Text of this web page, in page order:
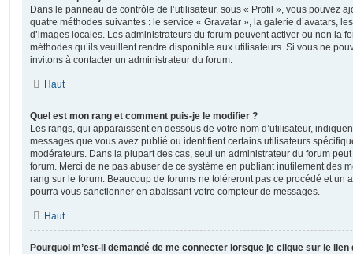
Dans le panneau de contrôle de l’utilisateur, sous « Profil », vous pouvez
quatre méthodes suivantes : le service « Gravatar », la galerie d’avatars,
d’images locales. Les administrateurs du forum peuvent activer ou non la
méthodes qu’ils veuillent rendre disponible aux utilisateurs. Si vous ne
invitons à contacter un administrateur du forum.
Haut
Quel est mon rang et comment puis-je le modifier ?
Les rangs, qui apparaissent en dessous de votre nom d’utilisateur,
messages que vous avez publié ou identifient certains utilisateurs
modérateurs. Dans la plupart des cas, seul un administrateur du forum
forum. Merci de ne pas abuser de ce système en publiant inutilement des
rang sur le forum. Beaucoup de forums ne toléreront pas ce procédé et un
pourra vous sanctionner en abaissant votre compteur de messages.
Haut
Pourquoi m’est-il demandé de me connecter lorsque je clique sur le